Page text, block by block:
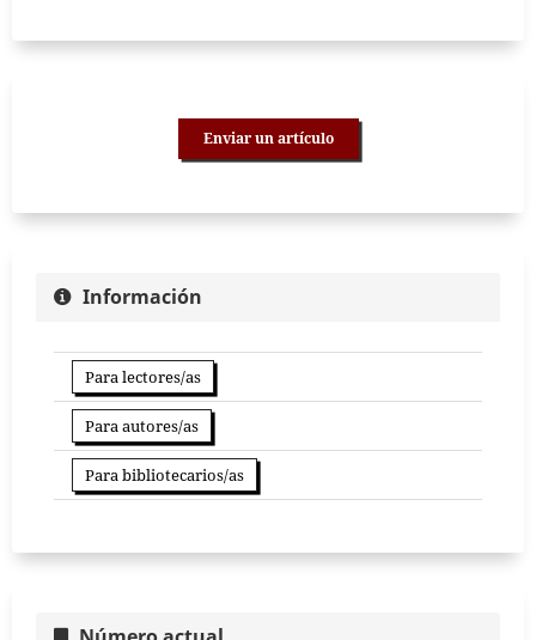
Enviar un artículo
Información
Para lectores/as
Para autores/as
Para bibliotecarios/as